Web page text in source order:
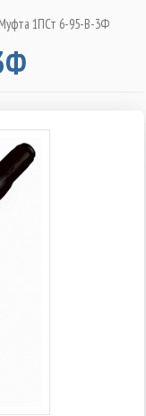
Муфта 1ПСт 6-95-В-3Ф